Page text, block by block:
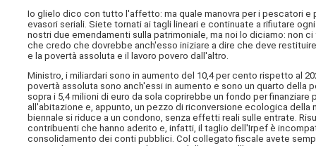
Io glielo dico con tutto l'affetto: ma quale manovra per i pescatori e
evasori seriali. Siete tornati ai tagli lineari e continuate a rifiutare
nostri due emendamenti sulla patrimoniale, ma noi lo diciamo: non
che credo che dovrebbe anch'esso iniziare a dire che deve
e la povertà assoluta e il lavoro povero dall'altro.
Ministro, i miliardari sono in aumento del 10,4 per cento rispetto al
povertà assoluta sono anch'essi in aumento e sono un quarto della
sopra i 5,4 milioni di euro da sola coprirebbe un fondo per
all'abitazione e, appunto, un pezzo di riconversione ecologica
biennale si riduce a un condono, senza effetti reali sulle entrate.
contribuenti che hanno aderito e, infatti, il taglio dell'Irpef è
consolidamento dei conti pubblici. Col collegato fiscale avete